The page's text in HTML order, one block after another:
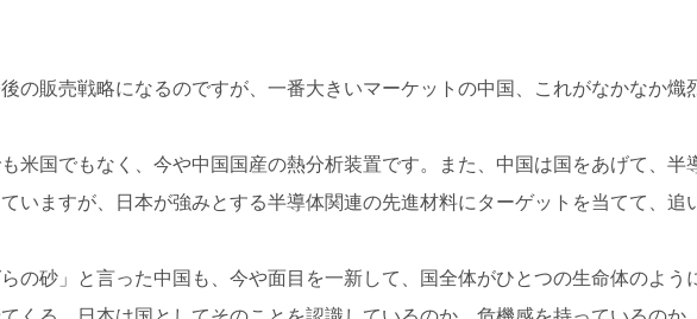
の販売戦略になるのですが、一番大きいマーケットの中国、これがなかなか熾
米国でもなく、今や中国国産の熱分析装置です。また、中国は国をあげて、半
いますが、日本が強みとする半導体関連の先進材料にターゲットを当てて、追
の砂」と言った中国も、今や面目を一新して、国全体がひとつの生命体のよう